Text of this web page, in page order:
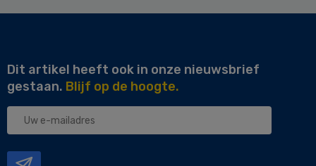
Dit artikel heeft ook in onze nieuwsbrief
gestaan. Blijf op de hoogte.
Uw